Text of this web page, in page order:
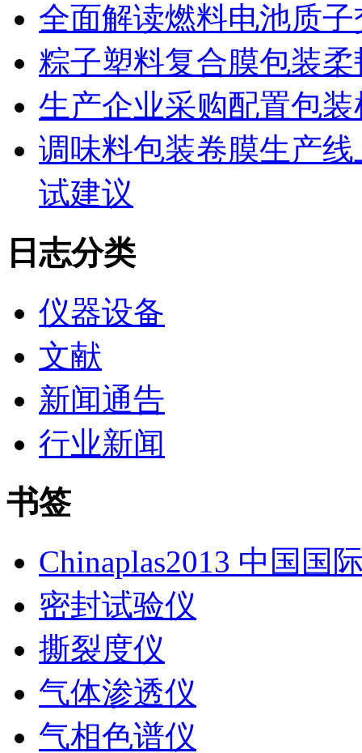
全面解读燃料电池质
粽子塑料复合膜包装
生产企业采购配置包
调味料包装卷膜生产
试建议
日志分类
仪器设备
文献
新闻通告
行业新闻
书签
Chinaplas2013 中国国
密封试验仪
撕裂度仪
气体渗透仪
气相色谱仪